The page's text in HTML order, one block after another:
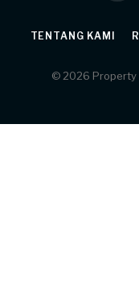
TENTANG KAMI
© 2026 Property